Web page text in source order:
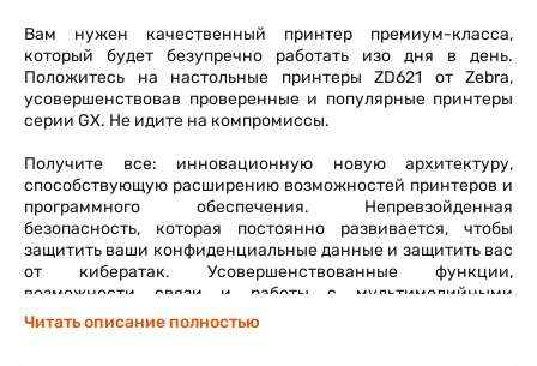
Вам нужен качественный принтер премиум-класса,
который будет безупречно работать изо дня в день.
Положитесь на настольные принтеры ZD621 от Zebra,
усовершенствовав проверенные и популярные принтеры
серии GX. Не идите на компромиссы.
Получите все: инновационную новую архитектуру,
способствующую расширению возможностей принтеров и
программного обеспечения. Непревзойденная
безопасность, которая постоянно развивается, чтобы
защитить ваши конфиденциальные данные и защитить вас
от кибератак. Усовершенствованные функции,
возможности связи и работы с мультимедийными
данными, которые вы можете добавлять по мере
Читать описание полностью